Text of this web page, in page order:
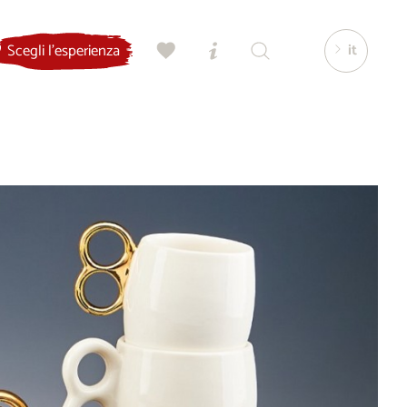
Scegli l'esperienza it